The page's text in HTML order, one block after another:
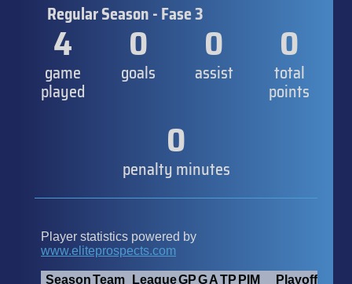
Regular Season - Fase 3
4
game
played
0
goals
0
assist
0
total
points
0
penalty minutes